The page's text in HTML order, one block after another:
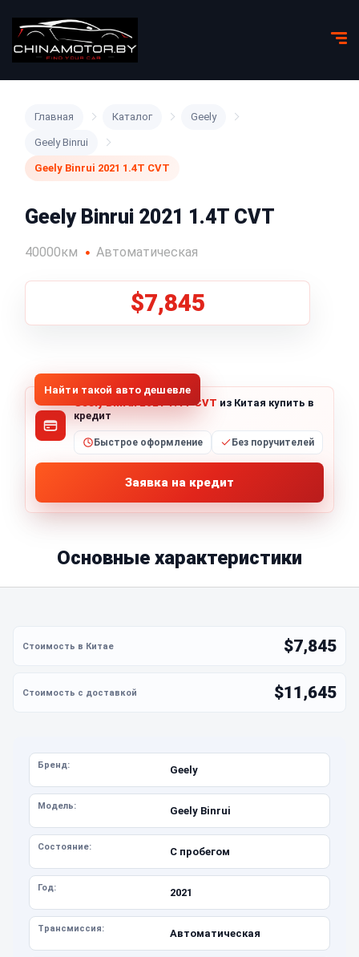
Главная Каталог Geely
Geely Binrui
Geely Binrui 2021 1.4T CVT
Geely Binrui 2021 1.4T CVT
40000км Автоматическая
$7,845
Найти такой авто дешевле
Geely Binrui 2021 1.4T CVT из Китая купить в
кредит
Быстрое оформление Без поручителей
Заявка на кредит
Основные характеристики
$7,845
$11,645
Бренд: Geely
Модель: Geely Binrui
Состояние: С пробегом
Год: 2021
Трансмиссия: Автоматическая